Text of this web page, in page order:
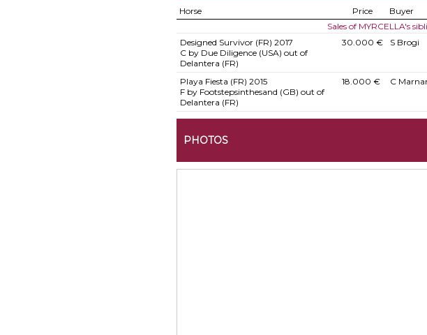
Horse Price Buyer
Sales of MYRCELLA's
Designed Survivor (FR) 2017
C by Due Diligence (USA) out of
Delantera (FR)
30.000 € S Brogi
Playa Fiesta (FR) 2015
F by Footstepsinthesand (GB) out of
Delantera (FR)
18.000 € C
PHOTOS